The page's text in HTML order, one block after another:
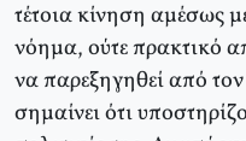
τέτοια κίνηση αμέσως
νόημα, ούτε πρακτικό
να παρεξηγηθεί από
σημαίνει ότι